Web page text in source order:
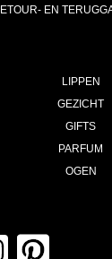
EN
LIPPEN
GEZICHT
GIFTS
PARFUM
OGEN